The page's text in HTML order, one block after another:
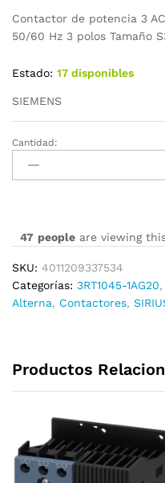
Contactor de potencia 3
50/60 Hz 3 polos Tamaño
Estado: 17 disponibles
SIEMENS
3RT1045-
1AG20
cantidad
Cantidad:
47 people are viewing
SKU: 4011209337534
Categorías: 3RT1045-1AG20,
Alterna, Contactores,
Productos